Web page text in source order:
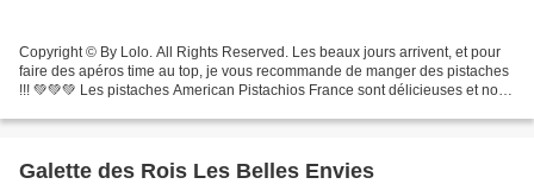
Copyright © By Lolo. All Rights Reserved. Les beaux jours arrivent, et pour
faire des apéros time au top, je vous recommande de manger des pistaches
!!! 💚💚💚 Les pistaches American Pistachios France sont délicieuses et nous
Galette des Rois Les Belles Envies